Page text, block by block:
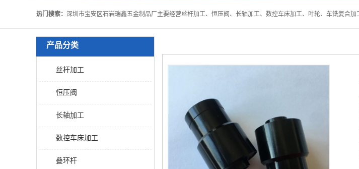
热门搜索：
产品分类
丝杆加工
恒压阀
长轴加工
数控车床加工
叠环杆